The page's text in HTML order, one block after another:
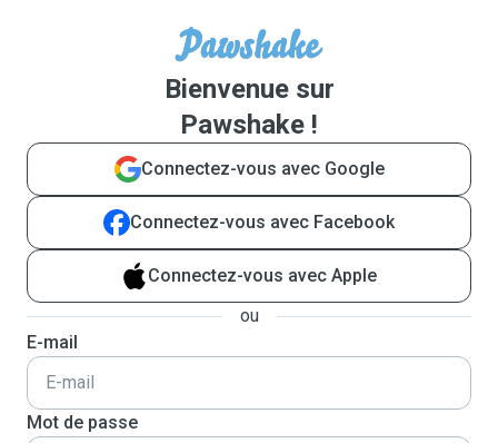
Bienvenue sur
Pawshake !
Connectez-vous avec Google
Connectez-vous avec Facebook
Connectez-vous avec Apple
ou
E-mail
Mot de passe